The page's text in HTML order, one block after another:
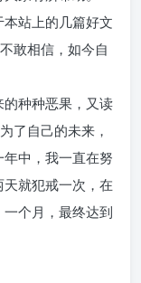
站上的几篇好文
敢相信，如今自
种种恶果，又读
了自己的未来，
中，我一直在努
就犯戒一次，在
个月，最终达到